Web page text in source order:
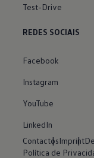
Test-Drive
REDES SOCIAIS
Facebook
Instagram
YouTube
LinkedIn
ContactosImprint
Política de